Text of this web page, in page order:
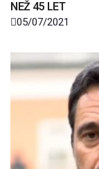
NEŽ 45 LET
05/07/2021